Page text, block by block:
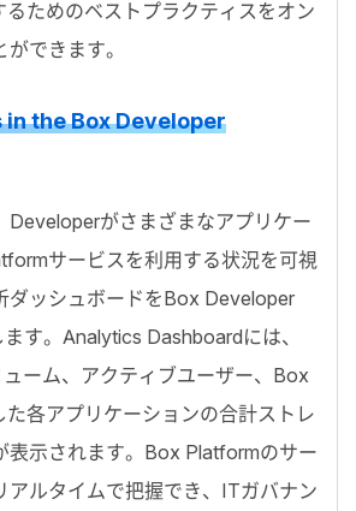
ためのベストプラクティスをオン
できます。
the Box Developer
Developerがさまざまなアプリケー
サービスを利用する状況を可視
ダッシュボードをBox Developer
す。Analytics Dashboardには、
ーム、アクティブユーザー、Box
各アプリケーションの合計ストレ
表示されます。Box Platformのサー
アルタイムで把握でき、ITガバナン